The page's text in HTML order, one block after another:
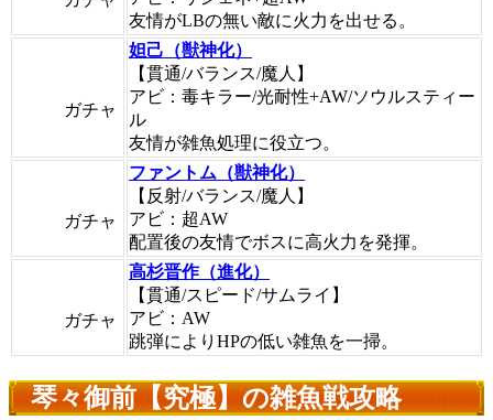
友情がLBの無い敵に火力を出せる。
ガチャ
妲己（獣神化）
【貫通/バランス/魔人】
アビ：毒キラー/光耐性+AW/ソウルスティー
ル
友情が雑魚処理に役立つ。
ガチャ
ファントム（獣神化）
【反射/バランス/魔人】
アビ：超AW
配置後の友情でボスに高火力を発揮。
ガチャ
高杉晋作（進化）
【貫通/スピード/サムライ】
アビ：AW
跳弾によりHPの低い雑魚を一掃。
琴々御前【究極】の雑魚戦攻略